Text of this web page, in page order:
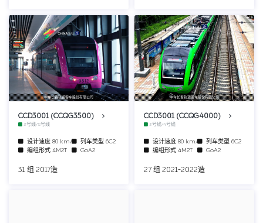
中车长春轨道客车股份有限公司
CCD3001 (CCQG3500)
3号线/8号线
设计速度 80 km/h 列车类型 6C2
编组形式 4M2T GoA2
31 组 2017造
中车长春轨道客车股份有限公司
CCD3001 (CCQG4000)
3号线/4号线
设计速度 80 km/h 列车类型 6C2
编组形式 4M2T GoA2
27 组 2021-2022造